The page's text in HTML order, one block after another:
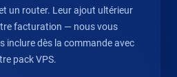
un router. Leur ajout ultérieur
facturation — nous vous
inclure dès la commande avec
pack VPS.